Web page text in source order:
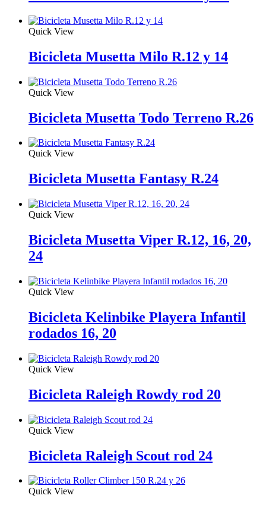
Quick View
Bicicleta Musetta Milo R.12 y 14
Quick View
Bicicleta Musetta Todo Terreno R.26
Quick View
Bicicleta Musetta Fantasy R.24
Quick View
Bicicleta Musetta Viper R.12, 16, 20,
24
Quick View
Bicicleta Kelinbike Playera Infantil
rodados 16, 20
Quick View
Bicicleta Raleigh Rowdy rod 20
Quick View
Bicicleta Raleigh Scout rod 24
Quick View